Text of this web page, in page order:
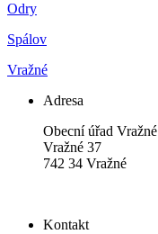
Odry
Spálov
Vražné
Adresa
Obecní úřad Vražné
Vražné 37
742 34 Vražné
Kontakt